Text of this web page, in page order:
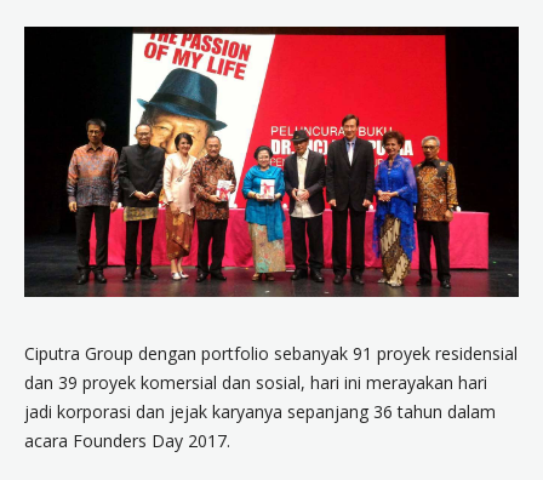
Ciputra Group dengan portfolio sebanyak 91 proyek residensial
dan 39 proyek komersial dan sosial, hari ini merayakan hari
jadi korporasi dan jejak karyanya sepanjang 36 tahun dalam
acara Founders Day 2017.